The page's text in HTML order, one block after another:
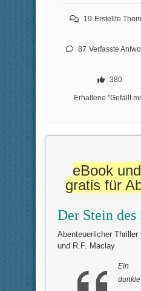
19 Erstellte
87 Verfasste
380
Erhaltene "Gefällt
eBook
gratis für
Der Stein des
Abenteuerlicher
und R.F. Maclay
Ein
dunkle